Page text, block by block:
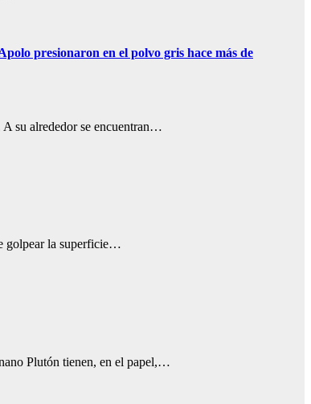
presionaron en el polvo gris hace más de
su alrededor se encuentran…
golpear la superficie…
Plutón tienen, en el papel,…